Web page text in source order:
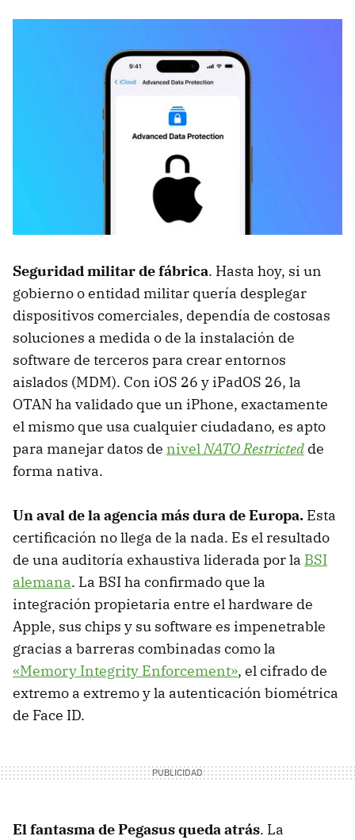
Seguridad militar de fábrica. Hasta hoy, si un
gobierno o entidad militar quería desplegar
dispositivos comerciales, dependía de costosas
soluciones a medida o de la instalación de
software de terceros para crear entornos
aislados (MDM). Con iOS 26 y iPadOS 26, la
OTAN ha validado que un iPhone, exactamente
el mismo que usa cualquier ciudadano, es apto
para manejar datos de nivelNATO Restricted de
forma nativa.
Un aval de la agencia más dura de Europa. Esta
certificación no llega de la nada. Es el resultado
de una auditoría exhaustiva liderada por la BSI
alemana. La BSI ha confirmado que la
integración propietaria entre el hardware de
Apple, sus chips y su software es impenetrable
gracias a barreras combinadas como la
«Memory Integrity Enforcement», el cifrado de
extremo a extremo y la autenticación biométrica
de Face ID.
El fantasma de Pegasus queda atrás. La